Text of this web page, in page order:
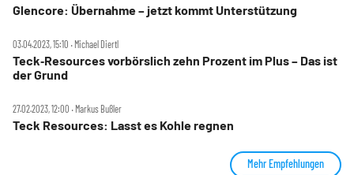
Glencore: Übernahme – jetzt kommt Unterstützung
03.04.2023, 15:10 ‧ Michael Diertl
Teck‑Resources vorbörslich zehn Prozent im Plus – Das ist
der Grund
27.02.2023, 12:00 ‧ Markus Bußler
Teck Resources: Lasst es Kohle regnen
Mehr Empfehlungen